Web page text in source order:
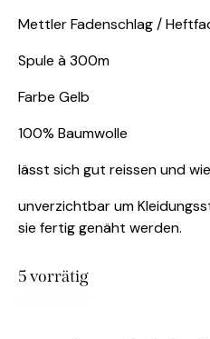
Mettler Fadenschlag /
Spule à 300m
Farbe Gelb
100% Baumwolle
lässt sich gut reissen und
unverzichtbar um
sie fertig genäht werden.
5 vorrätig